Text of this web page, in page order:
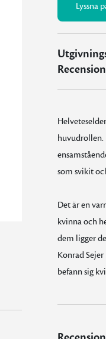
Lyssna
huvudrollen.
som svikit
Det är en
kvinna och
dem ligger
Konrad
befann sig